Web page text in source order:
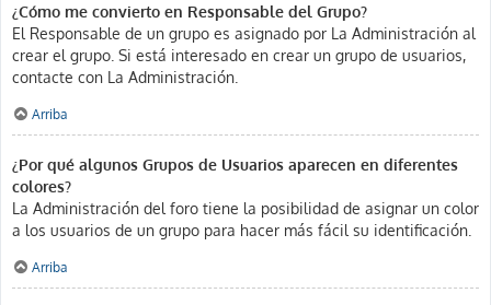
¿Cómo me convierto en Responsable del Grupo?
El Responsable de un grupo es asignado por La Administración al
crear el grupo. Si está interesado en crear un grupo de usuarios,
contacte con La Administración.
Arriba
¿Por qué algunos Grupos de Usuarios aparecen en diferentes
colores?
La Administración del foro tiene la posibilidad de asignar un color
a los usuarios de un grupo para hacer más fácil su identificación.
Arriba